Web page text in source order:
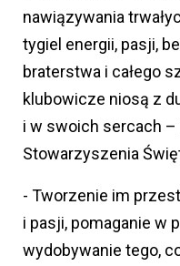
nawiązywania
tygiel energii, pasji,
braterstwa i całego
klubowicze niosą z
i w swoich sercach –
Stowarzyszenia
- Tworzenie im
i pasji, pomaganie w
wydobywanie tego,